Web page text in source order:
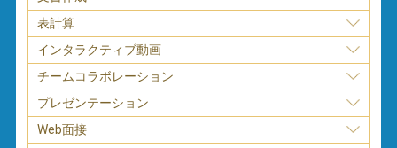
表計算
インタラクティブ動画
チームコラボレーション
プレゼンテーション
Web面接